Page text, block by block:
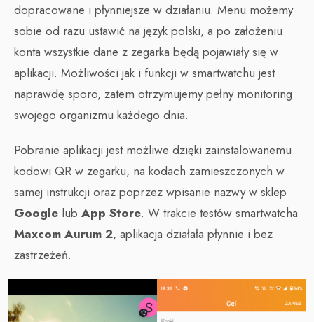
dopracowane i płynniejsze w działaniu. Menu możemy
sobie od razu ustawić na język polski, a po założeniu
konta wszystkie dane z zegarka będą pojawiały się w
aplikacji. Możliwości jak i funkcji w smartwatchu jest
naprawdę sporo, zatem otrzymujemy pełny monitoring
swojego organizmu każdego dnia.
Pobranie aplikacji jest możliwe dzięki zainstalowanemu
kodowi QR w zegarku, na kodach zamieszczonych w
samej instrukcji oraz poprzez wpisanie nazwy w sklep
Google lub App Store. W trakcie testów smartwatcha
Maxcom Aurum 2, aplikacja działała płynnie i bez
zastrzeżeń.